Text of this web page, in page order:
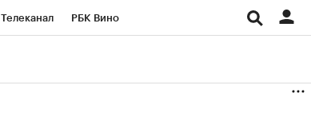
Телеканал РБК Вино